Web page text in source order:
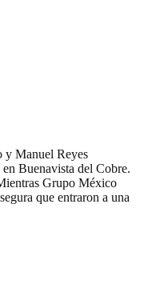
y Manuel Reyes
Buenavista del Cobre.
Grupo México
que entraron a una